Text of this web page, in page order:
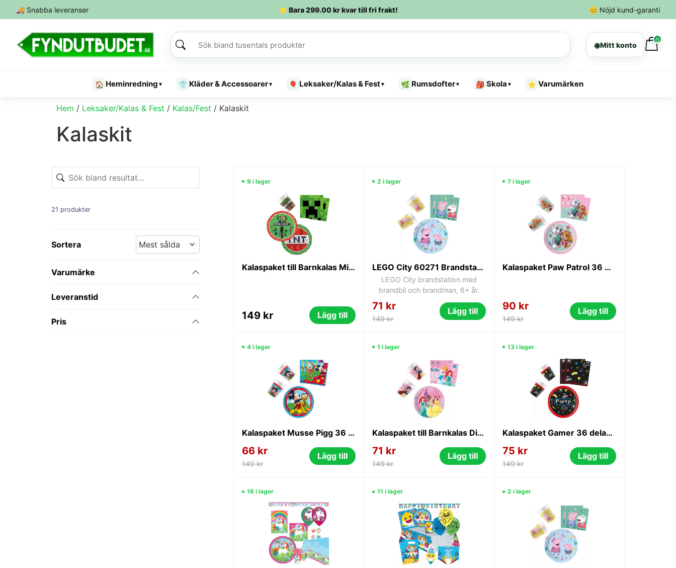
🚚 Snabba leveranser ⭐ Bara299.00krkvar till fri frakt! 😊 Nöjd kund-garanti
◉Mitt konto
0
🏠 Heminredning ▾ 👕 Kläder & Accessoarer▾ 🎈 Leksaker/Kalas & Fest▾ 🌿 Rumsdofter▾ 🎒 Skola ▾ ⭐ Varumärken
Hem / Leksaker/Kalas & Fest / Kalas/Fest / Kalaskit
Kalaskit
21 produkter
Sortera
Varumärke
Leveranstid
Pris
9 i lager
Kalaspaket till Barnkalas Minecraft 36 delar 8-personer
149 kr Lägg till
2 i lager
LEGO City 60271 Brandstation med brandbil och brandman
LEGO City brandstation med
brandbil och brandman, 6+ år.
71 kr
149 kr
Lägg till
7 i lager
Kalaspaket Paw Patrol 36 delar 8-personer
90 kr
149 kr
Lägg till
4 i lager
Kalaspaket Musse Pigg 36 delar 8-personer
66 kr
149 kr
Lägg till
1 i lager
Kalaspaket till Barnkalas Disney Prinsessor 36 delar 8-pers
71 kr
149 kr
Lägg till
13 i lager
Kalaspaket Gamer 36 delar 8-personer
75 kr
149 kr
Lägg till
16 i lager 11 i lager 2 i lager